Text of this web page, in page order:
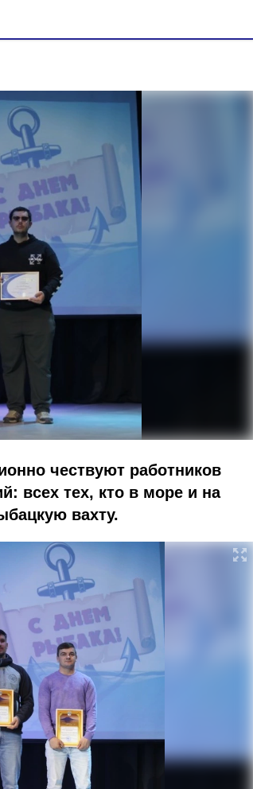
чествуют работников
всех тех, кто в море и на
вахту.